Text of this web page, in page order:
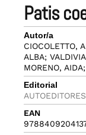
patis
Autor/a
CIOCOLETTO,
ALBA;
MORENO,
Editorial
EAN